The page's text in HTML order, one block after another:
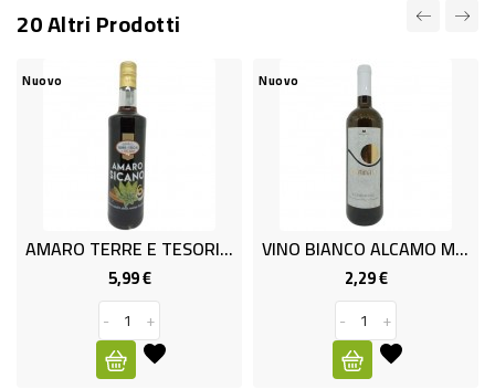
TESSUTI
DETERGENTI
SUPERFICI
ACCESSORI
CURA
IGIENICO
SANITARI
20 Altri Prodotti
Nuovo
AMARO TERRE E TESORI 25% CL 70
5,99 €Prezzo
-
+
Nuovo
VINO BIANCO ALCAMO ML 750 12%
2,29 €Prezzo
-
+